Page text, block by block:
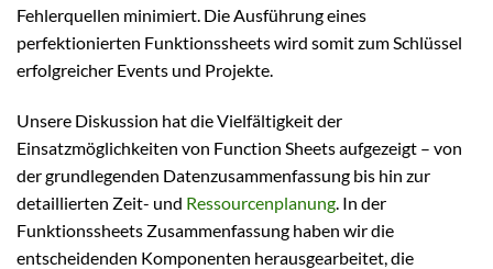
Fehlerquellen minimiert. Die Ausführung eines
perfektionierten Funktionssheets wird somit zum Schlüssel
erfolgreicher Events und Projekte.
Unsere Diskussion hat die Vielfältigkeit der
Einsatzmöglichkeiten von Function Sheets aufgezeigt – von
der grundlegenden Datenzusammenfassung bis hin zur
detaillierten Zeit- und Ressourcenplanung . In der
Funktionssheets Zusammenfassung haben wir die
entscheidenden Komponenten herausgearbeitet, die